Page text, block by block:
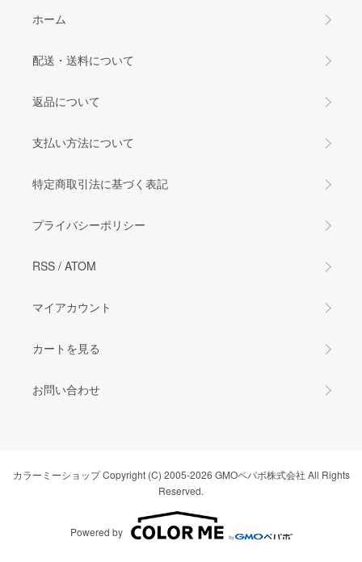
ホーム
配送・送料について
返品について
支払い方法について
特定商取引法に基づく表記
プライバシーポリシー
RSS / ATOM
マイアカウント
カートを見る
お問い合わせ
カラーミーショップCopyright (C) 2005-2026 GMOペパボ株式会社 All Rights
Reserved.
Powered by